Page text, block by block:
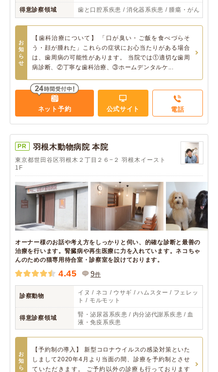
得意診察領域 歯と口腔系疾患 / 消化器系疾患 / 腫瘍・がん
お
知
ら
せ
【歯科治療について】 「口が臭い・ご飯を食べづらそ
う・顔が腫れた」これらの症状にお心当たりがある場合
は、歯周病の可能性があります。 当院では①適切な歯周
病診断、②丁寧な歯科治療、③ホームデンタルケ...
ネット予約 公式サイト 電話
PR 羽根木動物病院 本院
東京都世田谷区羽根木２丁目２６−２ 羽根木イースト
1F
オーナー様のお話や考え方をしっかりと伺い、的確な診断と最善の
治療を行います。腎臓病や再生医療に力を入れています。ネコちゃ
んのための猫専用待合室・診察室を設けております。
4.45 9件
診察動物
イヌ / ネコ / ウサギ / ハムスター / フェレッ
ト / モルモット
得意診察領域
腎・泌尿器系疾患 / 内分泌代謝系疾患 / 血
液・免疫系疾患
お
知
ら
【予約制の導入】 新型コロナウイルスの感染対策といた
しまして2020年4月より当面の間、診療を予約制とさせ
ていただきます。 ご予約以外の診療も行っております